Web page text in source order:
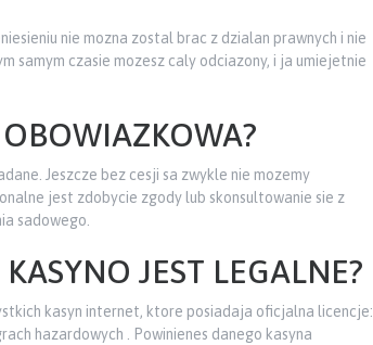
nie mozna zostal brac z dzialan prawnych i nie
samym czasie mozesz caly odciazony, i ja umiejetnie
Jeszcze bez cesji sa zwykle nie mozemy
jest zdobycie zgody lub skonsultowanie sie z
sadowego.
JEST LEGALNE?
kasyn internet, ktore posiadaja oficjalna licencje:
hazardowych . Powinienes danego kasyna